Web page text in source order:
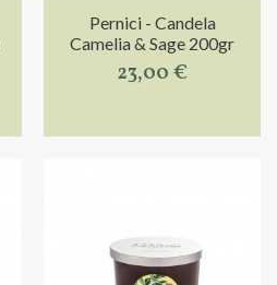
Pernici - Candela
Camelia & Sage 200gr
23,00 €